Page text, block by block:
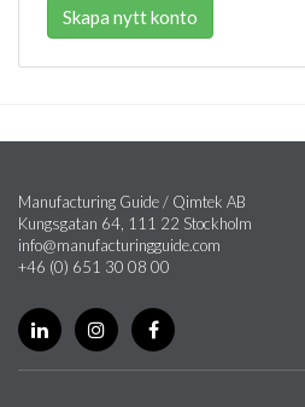
Skapa nytt konto
Manufacturing Guide / Qimtek AB
Kungsgatan 64, 111 22 Stockholm
info@manufacturingguide.com
+46 (0) 651 30 08 00